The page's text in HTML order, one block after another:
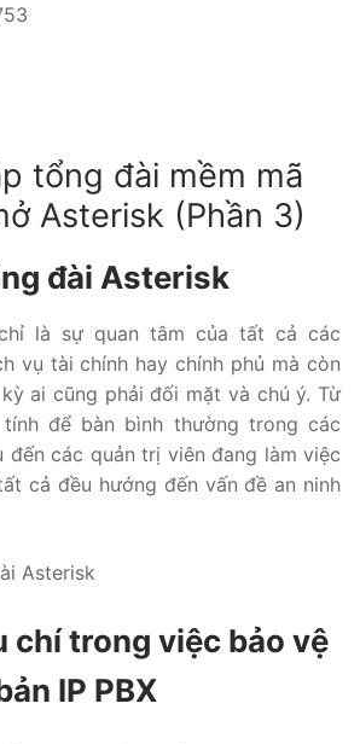
S50
Yeastar S300
ENTERPRISES
K2
/ 4G Gateways
Gateway
tổng đài mềm mã
Asterisk (Phần 3)
đài Asterisk
là sự quan tâm của tất cả các
vụ tài chính hay chính phủ mà còn
ai cũng phải đối mặt và chú ý. Từ
để bàn bình thường trong các
đến các quản trị viên đang làm việc
cả đều hướng đến vấn đề an ninh
chí trong việc bảo vệ
IP PBX